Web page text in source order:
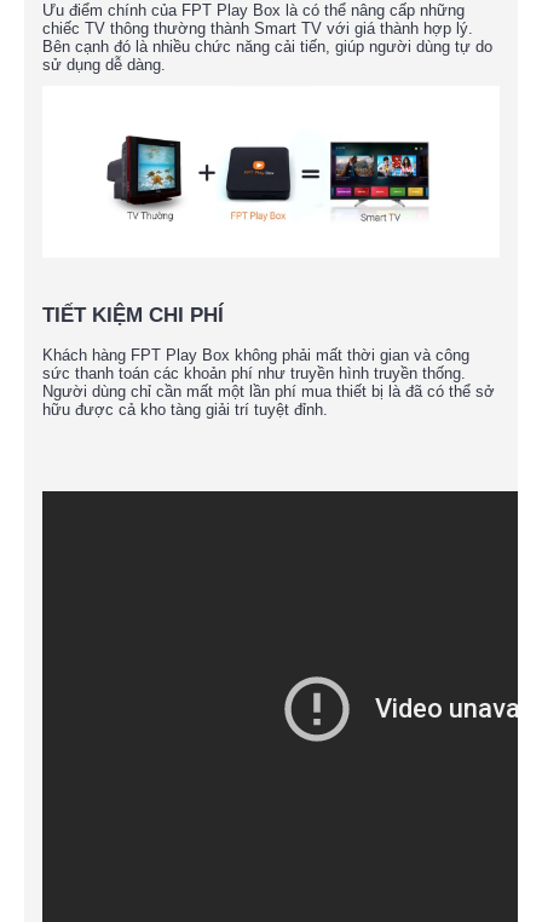
Ưu điểm chính của FPT Play Box là có thể nâng cấp những
chiếc TV thông thường thành Smart TV với giá thành hợp lý.
Bên cạnh đó là nhiều chức năng cải tiến, giúp người dùng tự do
sử dụng dễ dàng.
TIẾT KIỆM CHI PHÍ
Khách hàng FPT Play Box không phải mất thời gian và công
sức thanh toán các khoản phí như truyền hình truyền thống.
Người dùng chỉ cần mất một lần phí mua thiết bị là đã có thể sở
hữu được cả kho tàng giải trí tuyệt đỉnh.